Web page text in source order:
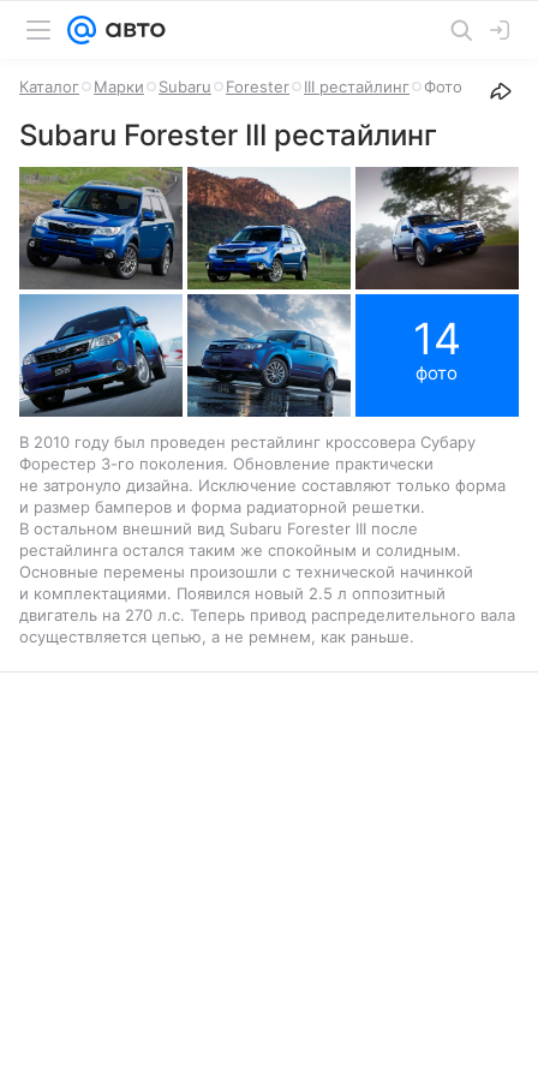
Каталог Марки Subaru Forester III рестайлинг Фото
Subaru Forester III рестайлинг
14
фото
В 2010 году был проведен рестайлинг кроссовера Субару
Форестер 3-го поколения. Обновление практически
не затронуло дизайна. Исключение составляют только форма
и размер бамперов и форма радиаторной решетки.
В остальном внешний вид Subaru Forester III после
рестайлинга остался таким же спокойным и солидным.
Основные перемены произошли с технической начинкой
и комплектациями. Появился новый 2.5 л оппозитный
двигатель на 270 л.с. Теперь привод распределительного вала
осуществляется цепью, а не ремнем, как раньше.